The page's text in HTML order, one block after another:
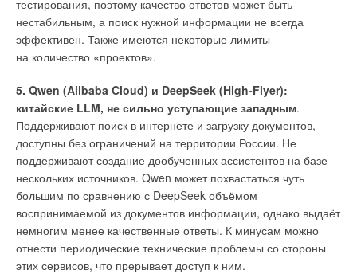
тестирования, поэтому качество ответов может быть
нестабильным, а поиск нужной информации не всегда
эффективен. Также имеются некоторые лимиты
на количество «проектов».
5. Qwen (Alibaba Cloud) и DeepSeek (High-Flyer):
китайские LLM, не сильно уступающие западным.
Поддерживают поиск в интернете и загрузку документов,
доступны без ограничений на территории России. Не
поддерживают создание дообученных ассистентов на базе
нескольких источников. Qwen может похвастаться чуть
большим по сравнению с DeepSeek объёмом
воспринимаемой из документов информации, однако выдаёт
немногим менее качественные ответы. К минусам можно
отнести периодические технические проблемы со стороны
этих сервисов, что прерывает доступ к ним.
несколько ключевых элементов: канальные секции (лат.
specus) прокладывались под землёй или по опорам, иногда
на высокой аркаде, сооружённой из прочного бетона
и каменной облицовки. Камеры для осмотра и очистки
размещались на определённых расстояниях, что позволяло
эффективно устранять отложения. Волноотбойники
и сужения обеспечивали замедление потока
и предотвращали эрозию. Секции на арках строили
с использованием знаменитого римского цемента —
пуццоланового бетона, устойчивого к влаге.